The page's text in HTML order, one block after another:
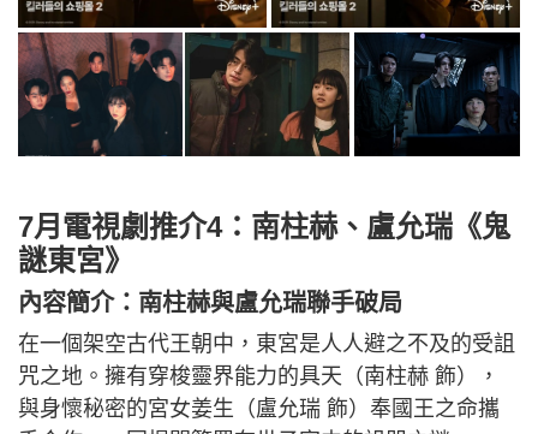
7月電視劇推介4：南柱赫、盧允瑞《鬼
謎東宮》
內容簡介：南柱赫與盧允瑞聯手破局
在一個架空古代王朝中，東宮是人人避之不及的受詛
咒之地。擁有穿梭靈界能力的具天（南柱赫 飾），
與身懷秘密的宮女姜生（盧允瑞 飾）奉國王之命攜